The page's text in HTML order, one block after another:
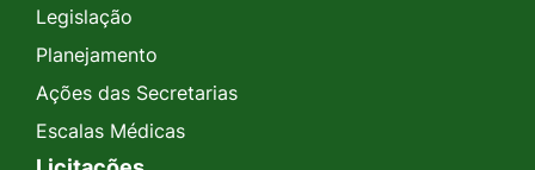
Legislação
Planejamento
Ações das Secretarias
Escalas Médicas